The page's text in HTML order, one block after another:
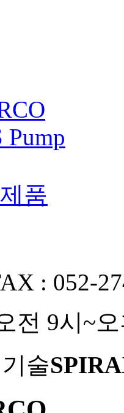
Pump
품
: 052-
전 9시~
술